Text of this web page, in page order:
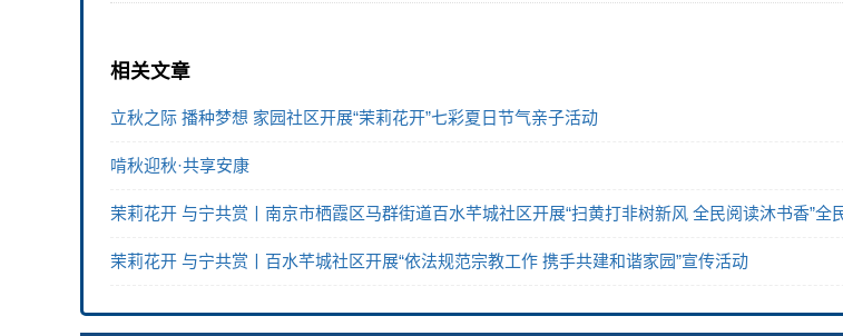
相关文章
立秋之际 播种梦想 家园社区开展“茉莉花开”七彩夏日节气亲子活动
啃秋迎秋·共享安康
茉莉花开 与宁共赏丨南京市栖霞区马群街道百水芊城社区开展“扫黄打非树新风 全民阅读沐书香”全
茉莉花开 与宁共赏丨百水芊城社区开展“依法规范宗教工作 携手共建和谐家园”宣传活动